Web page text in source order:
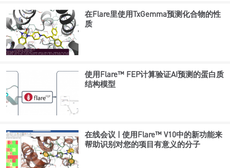
在Flare里使用TxGemma预测化合物的性
质
使用Flare™ FEP计算验证AI预测的蛋白质
结构模型
在线会议 | 使用Flare™ V10中的新功能来
帮助识别对您的项目有意义的分子